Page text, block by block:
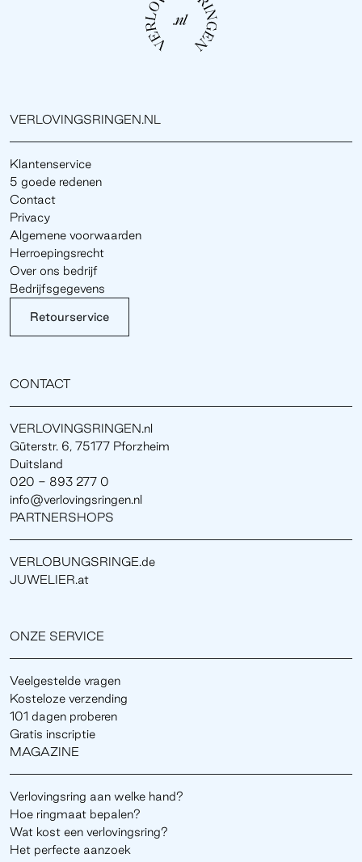
VERLOVINGSRINGEN.NL
Klantenservice
5 goede redenen
Contact
Privacy
Algemene voorwaarden
Herroepingsrecht
Over ons bedrijf
Bedrijfsgegevens
Retourservice
CONTACT
VERLOVINGSRINGEN.nl
Güterstr. 6, 75177 Pforzheim
Duitsland
020 - 893 277 0
info@verlovingsringen.nl
PARTNERSHOPS
VERLOBUNGSRINGE.de
JUWELIER.at
ONZE SERVICE
Veelgestelde vragen
Kosteloze verzending
101 dagen proberen
Gratis inscriptie
MAGAZINE
Verlovingsring aan welke hand?
Hoe ringmaat bepalen?
Wat kost een verlovingsring?
Het perfecte aanzoek